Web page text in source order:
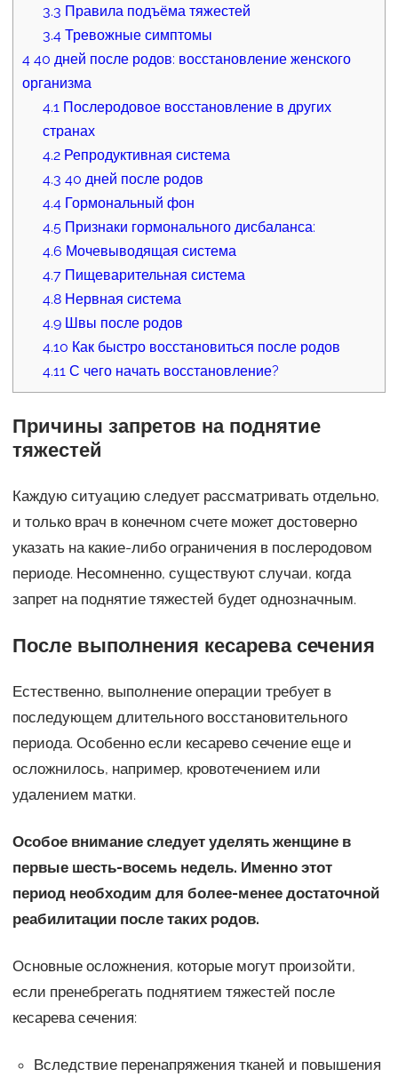
3.3 Правила подъёма тяжестей
3.4 Тревожные симптомы
440 дней после родов: восстановление женского
организма
4.1 Послеродовое восстановление в других
странах
4.2 Репродуктивная система
4.3 40 дней после родов
4.4 Гормональный фон
4.5 Признаки гормонального дисбаланса:
4.6 Мочевыводящая система
4.7 Пищеварительная система
4.8 Нервная система
4.9 Швы после родов
4.10 Как быстро восстановиться после родов
4.11 С чего начать восстановление?
Причины запретов на поднятие
тяжестей
Каждую ситуацию следует рассматривать отдельно,
и только врач в конечном счете может достоверно
указать на какие-либо ограничения в послеродовом
периоде. Несомненно, существуют случаи, когда
запрет на поднятие тяжестей будет однозначным.
После выполнения кесарева сечения
Естественно, выполнение операции требует в
последующем длительного восстановительного
периода. Особенно если кесарево сечение еще и
осложнилось, например, кровотечением или
удалением матки.
Особое внимание следует уделять женщине в
первые шесть-восемь недель. Именно этот
период необходим для более-менее достаточной
реабилитации после таких родов.
Основные осложнения, которые могут произойти,
если пренебрегать поднятием тяжестей после
кесарева сечения:
Вследствие перенапряжения тканей и повышения